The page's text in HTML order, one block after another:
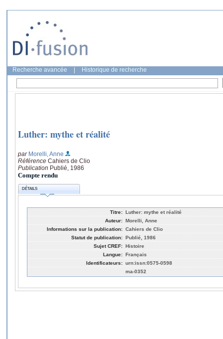
Recherche avancée Historique de recherche
Luther: mythe et réalité
par Morelli, Anne
Référence Cahiers de Clio
Publication Publié, 1986
Compte rendu
DÉTAILS
Titre: Luther: mythe et réalité
Auteur: Morelli, Anne
Informations sur la publication: Cahiers de Clio
Statut de publication: Publié, 1986
Sujet CREF: Histoire
Langue: Français
Identificateurs: urn:issn:0575-0598
ma-0352